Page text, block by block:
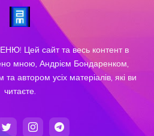
Цей сайт та весь контент в
мною, Андрієм Бондаренком,
автором усіх матеріалів, які ви
читаєте.